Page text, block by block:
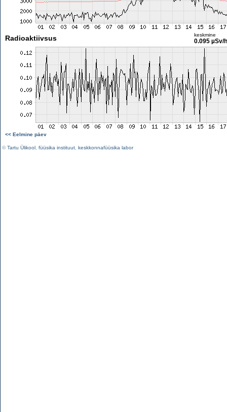
Radioaktiivsus keskmine
0.095 µSv/h
<< Eelmine päev
©Tartu Ülikool füüsika instituut keskkonnafüüsika labor